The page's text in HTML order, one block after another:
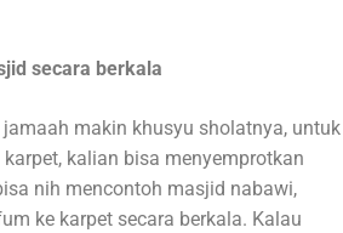
secara berkala
makin khusyu sholatnya, untuk
kalian bisa menyemprotkan
nih mencontoh masjid nabawi,
ke karpet secara berkala. Kalau